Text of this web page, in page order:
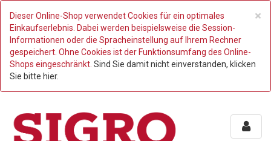
×
Dieser Online-Shop verwendet Cookies für ein optimales
Einkaufserlebnis. Dabei werden beispielsweise die Session-
Informationen oder die Spracheinstellung auf Ihrem Rechner
gespeichert. Ohne Cookies ist der Funktionsumfang des Online-
Shops eingeschränkt. Sind Sie damit nicht einverstanden, klicken
Sie bitte hier.